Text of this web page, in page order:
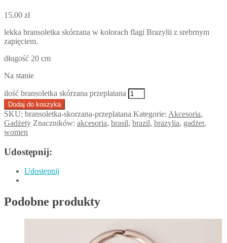
15,00 zł
lekka bransoletka skórzana w kolorach flagi Brazylii z srebrnym
zapięciem.
długość 20 cm
Na stanie
ilość bransoletka skórzana przeplatana
Dodaj do koszyka
SKU: bransoletka-skorzana-przeplatana Kategorie: Akcesoria,
Gadżety Znaczników: akcesoria, brasil, brazil, brazylia, gadżet,
women
Udostępnij:
Udostępnij
Podobne produkty